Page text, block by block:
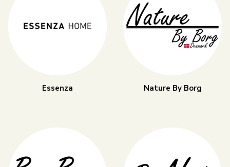
Essenza Nature By Borg